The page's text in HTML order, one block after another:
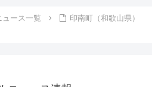
ュース一覧
印南町（和歌山県）